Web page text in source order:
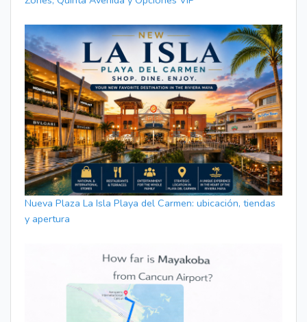
Nueva Plaza La Isla Playa del Carmen: ubicación, tiendas
y apertura